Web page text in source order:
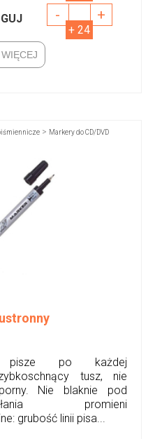
- +
+ 24
> Markery do CD/DVD
pisze po każdej
tusz, nie
Nie blaknie pod
promieni
grubość linii pisa...